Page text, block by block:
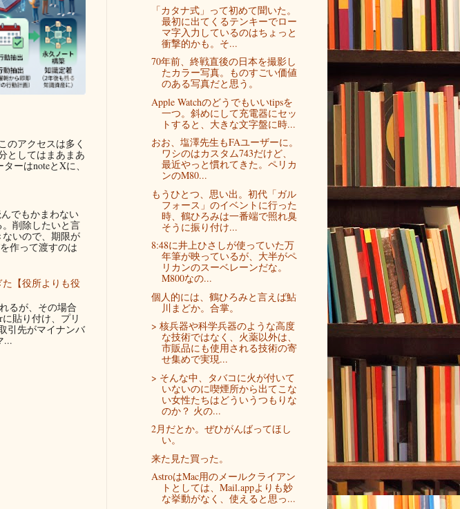
のアクセスは多く
としてはまあまあ
ーはnoteとXに、
でもかまわない
削除したいと言
いので、期限が
作って渡すのは
た【役所よりも役
るが、その場合
貼り付け、プリ
引先がマイナンバ
...
「カタナ式」って初めて聞いた。
最初に出てくるテンキーでロー
マ字入力しているのはちょっと
衝撃的かも。そ...
70年前、終戦直後の日本を撮影し
たカラー写真。ものすごい価値
のある写真だと思う。
Apple Watchのどうでもいいtipsを
一つ。斜めにして充電器にセッ
トすると、大きな文字盤に時...
おお、塩澤先生もFAユーザーに。
ワシのはカスタム743だけど、
最近やっと慣れてきた。ペリカ
ンのM80...
もうひとつ、思い出。初代「ガル
フォース」のイベントに行った
時、鶴ひろみは一番端で照れ臭
そうに振り付け...
8:48に井上ひさしが使っていた万
年筆が映っているが、大半がペ
リカンのスーベレーンだな。
M800なの...
個人的には、鶴ひろみと言えば鮎
川まどか。合掌。
> 核兵器や科学兵器のような高度
な技術ではなく、火薬以外は、
市販品にも使用される技術の寄
せ集めで実現...
> そんな中、タバコに火が付いて
いないのに喫煙所から出てこな
い女性たちはどういうつもりな
のか？ 火の...
2月だとか。ぜひがんばってほし
い。
来た見た買った。
AstroはMac用のメールクライアン
トとしては、Mail.appよりも妙
な挙動がなく、使えると思っ...